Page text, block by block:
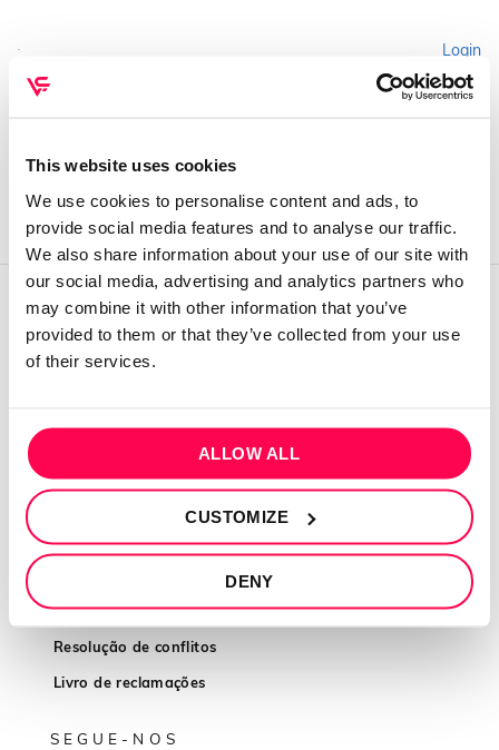
This website uses cookies
We use cookies to personalise content and ads, to
provide social media features and to analyse our traffic.
We also share information about your use of our site with
our social media, advertising and analytics partners who
may combine it with other information that you’ve
provided to them or that they’ve collected from your use
of their services.
ALLOW ALL
CUSTOMIZE
DENY
Login
QUEM SOMOS
Sobre mim
Recuperar Password
Termos e condições
Resolução de conflitos
Livro de reclamações
SEGUE-NOS